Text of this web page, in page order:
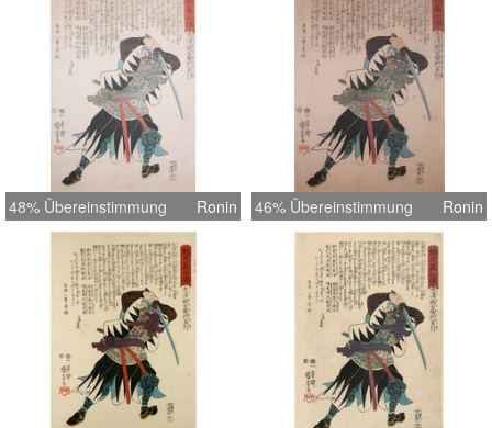
48% Übereinstimmung Ronin 46% Übereinstimmung Ronin